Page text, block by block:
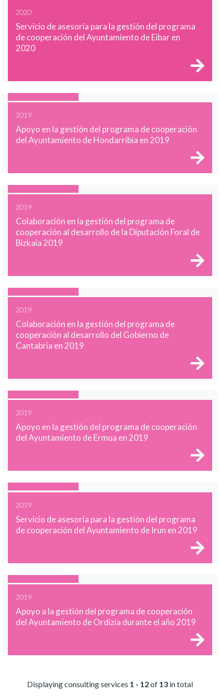
2020
Servicio de asesoría para la gestión del programa
de cooperación del Ayuntamiento de Eibar en
2020
2019
Apoyo en la gestión del programa de cooperación
del Ayuntamiento de Hondarribia en 2019
2019
Colaboración en la gestión del programa de
cooperación al desarrollo de la Diputación Foral de
Bizkaia 2019
2019
Colaboración en la gestión del programa de
cooperación al desarrollo del Gobierno de
Cantabria en 2019
2019
Apoyo en la gestión del programa de cooperación
del Ayuntamiento de Ermua en 2019
2019
Servicio de asesoría para la gestión del programa
de cooperación del Ayuntamiento de Irun en 2019
2019
Apoyo a la gestión del programa de cooperación
del Ayuntamiento de Ordizia durante el año 2019
Displaying consulting services 1 - 12of 13 in total